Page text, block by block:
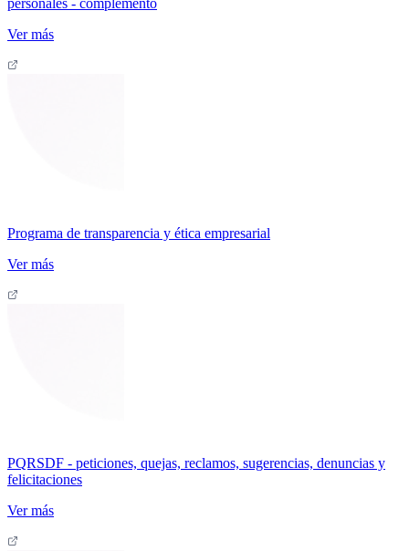
Ver más
Programa de transparencia y ética empresarial
Ver más
PQRSDF - peticiones, quejas, reclamos, sugerencias, denuncias y
felicitaciones
Ver más